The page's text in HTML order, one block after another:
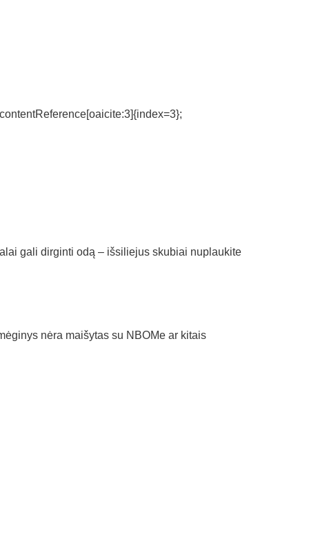
gali dirginti odą – išsiliejus skubiai nuplaukite
nėra maišytas su NBOMe ar kitais